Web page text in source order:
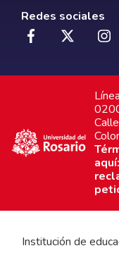
Redes sociales
Institución de